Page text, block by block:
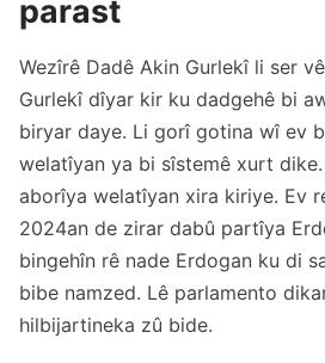
parast
Wezîrê Dadê Akin Gurlekî li ser
Gurlekî dîyar kir ku dadgehê bi
biryar daye. Li gorî gotina wî ev
welatîyan ya bi sîstemê xurt
aborîya welatîyan xira kiriye. Ev
2024an de zirar dabû partîya
bingehîn rê nade Erdogan ku di
bibe namzed. Lê parlamento
hilbijartineka zû bide.